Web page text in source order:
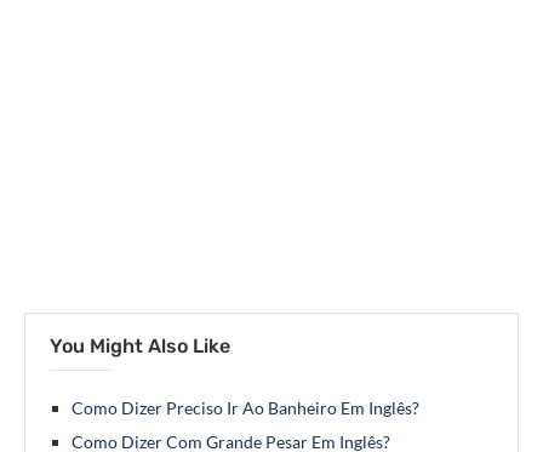
You Might Also Like
Como Dizer Preciso Ir Ao Banheiro Em Inglês?
Como Dizer Com Grande Pesar Em Inglês?